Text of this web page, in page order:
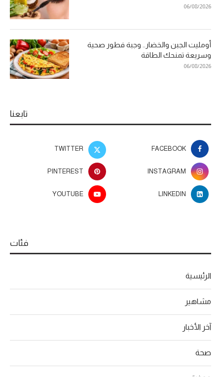
06/08/2026
أومليت الجبن والخضار.. وجبة فطور صحية
وسريعة تمنحك الطاقة
06/08/2026
تابعنا
FACEBOOK
TWITTER
INSTAGRAM
PINTEREST
LINKEDIN
YOUTUBE
فئات
الرئيسية
مشاهير
آخر الأخبار
صحة